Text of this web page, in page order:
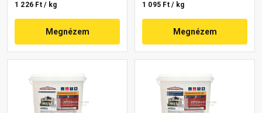
1 226 Ft / kg
Megnézem
1 095 Ft / kg
Megnézem